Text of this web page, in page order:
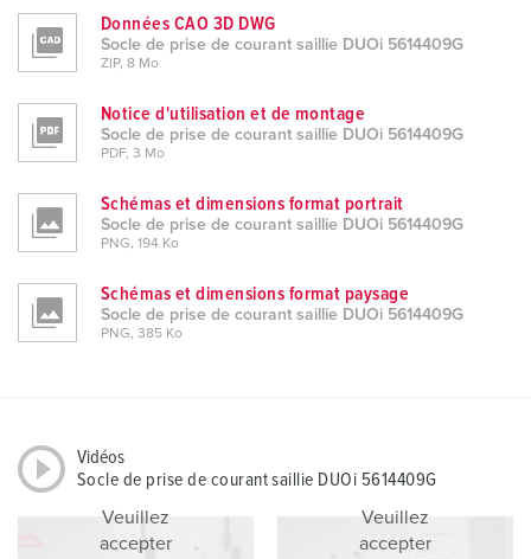
Données CAO 3D DWG
Socle de prise de courant saillie DUOi 5614409G
ZIP, 8 Mo
Notice d'utilisation et de montage
Socle de prise de courant saillie DUOi 5614409G
PDF, 3 Mo
Schémas et dimensions format portrait
Socle de prise de courant saillie DUOi 5614409G
PNG, 194 Ko
Schémas et dimensions format paysage
Socle de prise de courant saillie DUOi 5614409G
PNG, 385 Ko
Vidéos
Socle de prise de courant saillie DUOi 5614409G
Veuillez
accepter
Veuillez
accepter